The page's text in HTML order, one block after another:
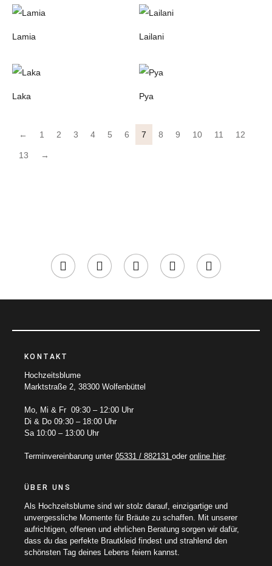
Lamia Lailani
Laka Pya
← 1 2 3 4 5 6 7 8 9 10 11 12
13 →
KONTAKT
Hochzeitsblume
Marktstraße 2, 38300 Wolfenbüttel
Mo, Mi & Fr 09:30 – 12:00 Uhr
Di & Do 09:30 – 18:00 Uhr
Sa 10:00 – 13:00 Uhr
Terminvereinbarung unter 05331 / 882131 oder online hier.
ÜBER UNS
Als Hochzeitsblume sind wir stolz darauf, einzigartige und
unvergessliche Momente für Bräute zu schaffen. Mit unserer
aufrichtigen, offenen und ehrlichen Beratung sorgen wir dafür,
dass du das perfekte Brautkleid findest und strahlend den
schönsten Tag deines Lebens feiern kannst.